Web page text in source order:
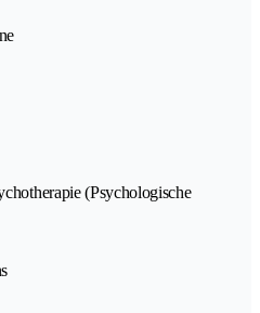
(Psychologische